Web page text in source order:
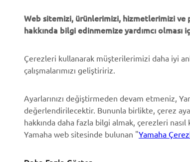
Broşürler
Yamaha Bayisi Olmak
İnsan Hakları Politikası
Politikası
Whistleblower Channel
Sürücü kursları
Ortaklıklar
Yamalube Safety
Web sitemizi, ürünlerimizi, hizmetlerimizi ve
hakkında bilgi edinmemize yardımcı olması
Çerezleri kullanarak müşterilerimizi daha iyi
çalışmalarımızı geliştiririz.
Ayarlarınızı değiştirmeden devam etmeniz,
değerlendirilecektir. Bununla birlikte, çerez
hakkında daha fazla bilgi almak, çerezleri
Yamaha web sitesinde bulunan "Yamaha